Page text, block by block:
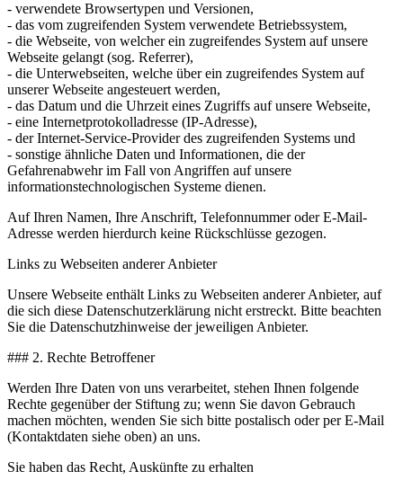
- verwendete Browsertypen und Versionen,
- das vom zugreifenden System verwendete Betriebssystem,
- die Webseite, von welcher ein zugreifendes System auf unsere
Webseite gelangt (sog. Referrer),
- die Unterwebseiten, welche über ein zugreifendes System auf
unserer Webseite angesteuert werden,
- das Datum und die Uhrzeit eines Zugriffs auf unsere Webseite,
- eine Internetprotokolladresse (IP-Adresse),
- der Internet-Service-Provider des zugreifenden Systems und
- sonstige ähnliche Daten und Informationen, die der
Gefahrenabwehr im Fall von Angriffen auf unsere
informationstechnologischen Systeme dienen.
Auf Ihren Namen, Ihre Anschrift, Telefonnummer oder E-Mail-
Adresse werden hierdurch keine Rückschlüsse gezogen.
Links zu Webseiten anderer Anbieter
Unsere Webseite enthält Links zu Webseiten anderer Anbieter, auf
die sich diese Datenschutzerklärung nicht erstreckt. Bitte beachten
Sie die Datenschutzhinweise der jeweiligen Anbieter.
### 2. Rechte Betroffener
Werden Ihre Daten von uns verarbeitet, stehen Ihnen folgende
Rechte gegenüber der Stiftung zu; wenn Sie davon Gebrauch
machen möchten, wenden Sie sich bitte postalisch oder per E-Mail
(Kontaktdaten siehe oben) an uns.
Sie haben das Recht, Auskünfte zu erhalten